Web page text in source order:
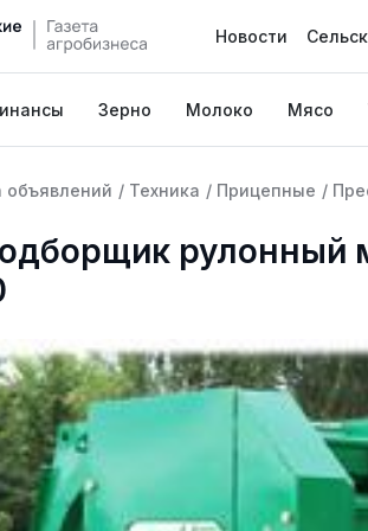
Новости
Зерно Молоко Мясо
объявлений / Техника / Прицепные /
рулонный